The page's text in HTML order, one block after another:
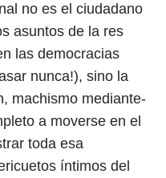
no es el ciudadano
asuntos de la res
las democracias
nunca!), sino la
machismo mediante-
a moverse en el
toda esa
íntimos del